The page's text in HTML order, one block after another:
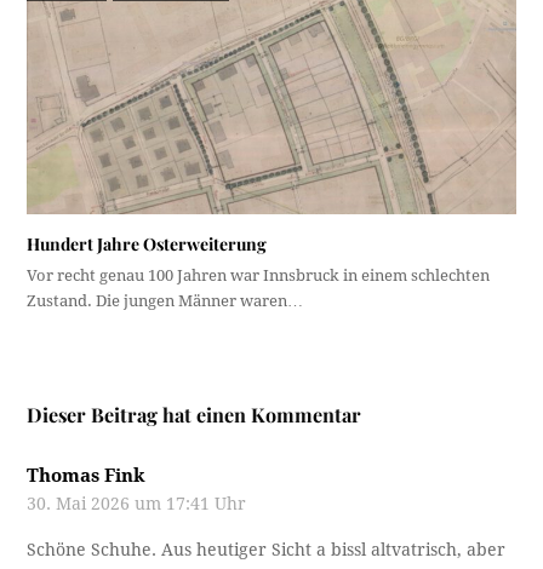
Hundert Jahre Osterweiterung
Vor recht genau 100 Jahren war Innsbruck in einem schlechten
Zustand. Die jungen Männer waren…
Dieser Beitrag hat einen Kommentar
Thomas Fink
30. Mai 2026 um 17:41 Uhr
Schöne Schuhe. Aus heutiger Sicht a bissl altvatrisch, aber